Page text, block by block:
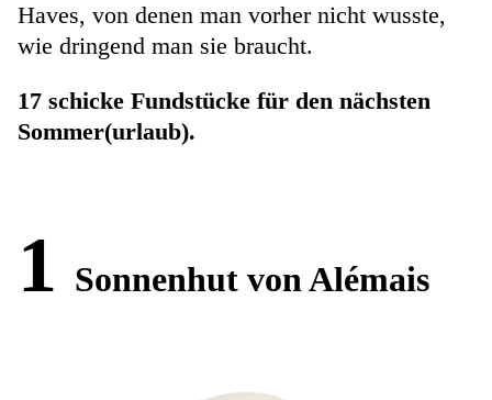
Haves, von denen man vorher nicht wusste,
wie dringend man sie braucht.
17 schicke Fundstücke für den nächsten
Sommer(urlaub).
1 Sonnenhut von Alémais